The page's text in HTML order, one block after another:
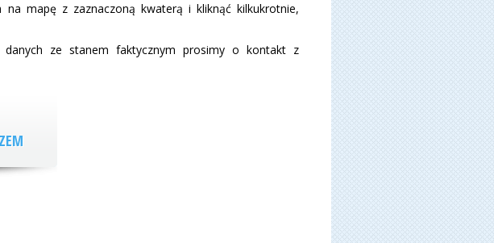
na mapę z zaznaczoną kwaterą i kliknąć kilkukrotnie,
danych ze stanem faktycznym prosimy o kontakt z